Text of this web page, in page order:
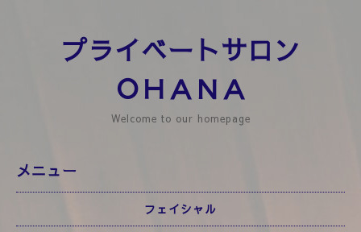
プライベートサロン
ＯＨＡＮＡ
Welcome to our homepage
メニュー
フェイシャル